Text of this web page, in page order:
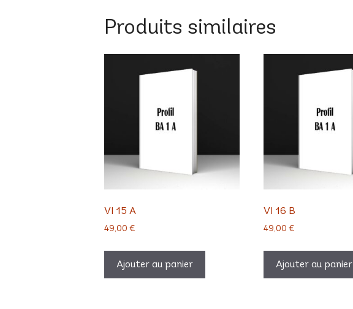
Produits similaires
VI 15 A
49,00 €
Ajouter au panier
VI 16 B
49,00 €
Ajouter au panier